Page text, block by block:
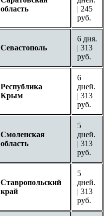
область
| 245
руб.
Севастополь
6 дня.
| 313
руб.
Республика
Крым
6
дней.
| 313
руб.
Смоленская
область
5
дней.
| 313
руб.
Ставропольский
край
5
дней.
| 313
руб.